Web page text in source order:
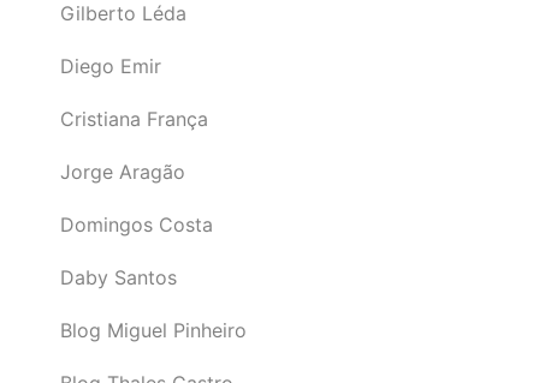
Gilberto Léda
Diego Emir
Cristiana França
Jorge Aragão
Domingos Costa
Daby Santos
Blog Miguel Pinheiro